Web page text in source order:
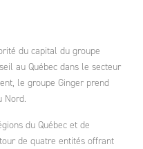
du capital du groupe
au Québec dans le secteur
le groupe Ginger prend
Nord.
du Québec et de
de quatre entités offrant